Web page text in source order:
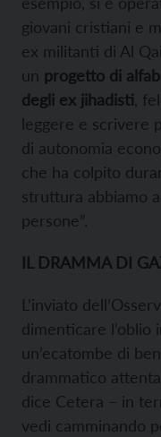
giovani cristiani e
ex militanti di Al
un progetto di
degli ex jihadisti ,
leggere e scrivere
di autonomia
che ha colpito
struttura abbiamo
persone”.
IL DRAMMA DI
L’inviato
dimenticare l’oblio
un’ecatombe di
drammatico
dice Cetera – in
vedi camminando